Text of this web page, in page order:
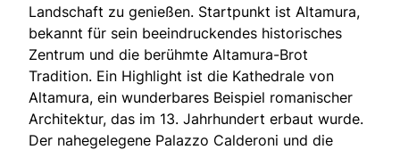
Landschaft zu genießen. Startpunkt ist Altamura,
bekannt für sein beeindruckendes historisches
Zentrum und die berühmte Altamura-Brot
Tradition. Ein Highlight ist die Kathedrale von
Altamura, ein wunderbares Beispiel romanischer
Architektur, das im 13. Jahrhundert erbaut wurde.
Der nahegelegene Palazzo Calderoni und die